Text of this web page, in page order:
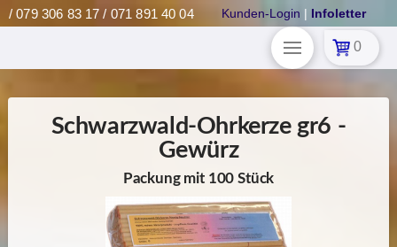
/ 079 306 83 17 / 071 891 40 04 Kunden-Login | Infoletter
0
Schwarzwald-Ohrkerze gr6 -
Gewürz
Packung mit 100 Stück